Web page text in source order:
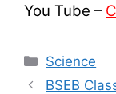
You Tube –
Categories
Science
BSEB